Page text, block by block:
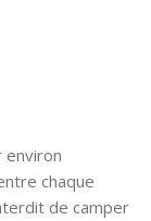
environ
chaque
de camper